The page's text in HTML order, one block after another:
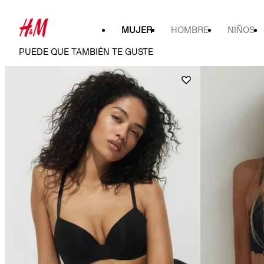
MUJER HOMBRE NIÑOS
PUEDE QUE TAMBIÉN TE GUSTE